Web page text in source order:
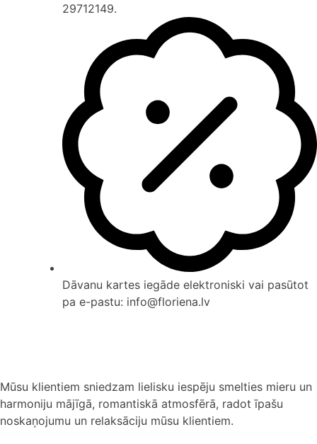
29712149.
Dāvanu kartes iegāde elektroniski vai pasūtot
pa e-pastu: info@floriena.lv
Mūsu klientiem sniedzam lielisku iespēju smelties mieru un
harmoniju mājīgā, romantiskā atmosfērā, radot īpašu
noskaņojumu un relaksāciju mūsu klientiem.